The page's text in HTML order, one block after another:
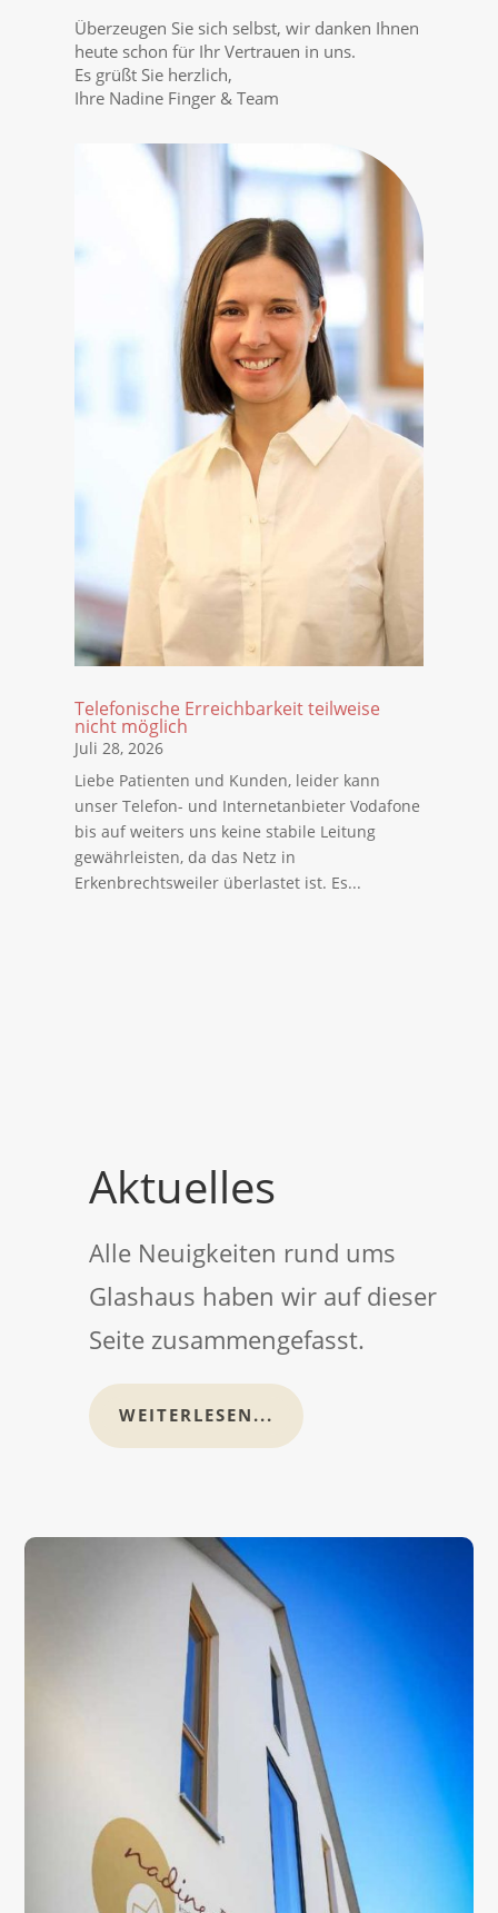
Überzeugen Sie sich selbst, wir danken Ihnen
heute schon für Ihr Vertrauen in uns.
Es grüßt Sie herzlich,
Ihre Nadine Finger & Team
Telefonische Erreichbarkeit teilweise
nicht möglich
Juli 28, 2026
Liebe Patienten und Kunden, leider kann
unser Telefon- und Internetanbieter Vodafone
bis auf weiters uns keine stabile Leitung
gewährleisten, da das Netz in
Erkenbrechtsweiler überlastet ist. Es...
Aktuelles
Alle Neuigkeiten rund ums
Glashaus haben wir auf dieser
Seite zusammengefasst.
WEITERLESEN...